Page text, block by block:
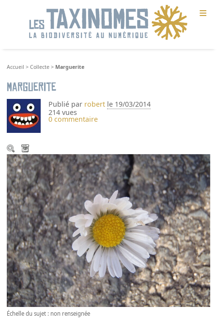
≡
Accueil >Collecte > Marguerite
Marguerite
Publié par robert le 19/03/2014
214 vues
0 commentaire
Échelle du sujet : non renseignée